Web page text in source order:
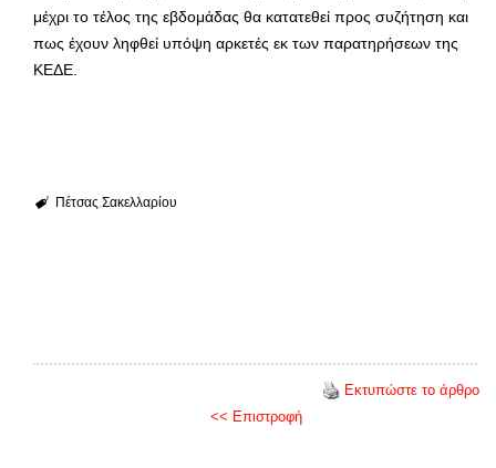
μέχρι το τέλος της εβδομάδας θα κατατεθεί προς συζήτηση και
πως έχουν ληφθεί υπόψη αρκετές εκ των παρατηρήσεων της
ΚΕΔΕ.
Πέτσας Σακελλαρίου
Εκτυπώστε το άρθρο
<< Επιστροφή